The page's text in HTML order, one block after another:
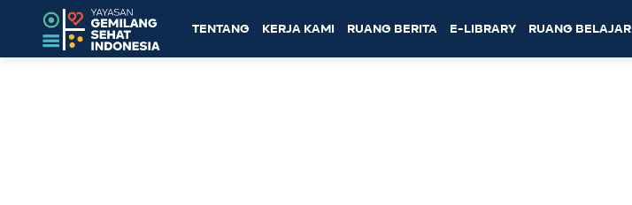
TENTANG KERJA KAMI RUANG BERITA E-LIBRARY RUANG BELAJAR